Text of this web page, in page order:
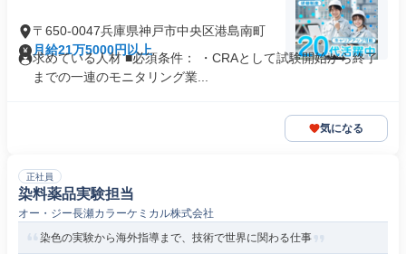
〒650-0047兵庫県神戸市中央区港島南町
月給21万5000円以上
求めている人材 ■必須条件： ・CRAとして試験開始から終了
までの一連のモニタリング業...
気になる
正社員
染料薬品実験担当
オー・ジー長瀬カラーケミカル株式会社
染色の実験から海外指導まで、技術で世界に関わる仕事